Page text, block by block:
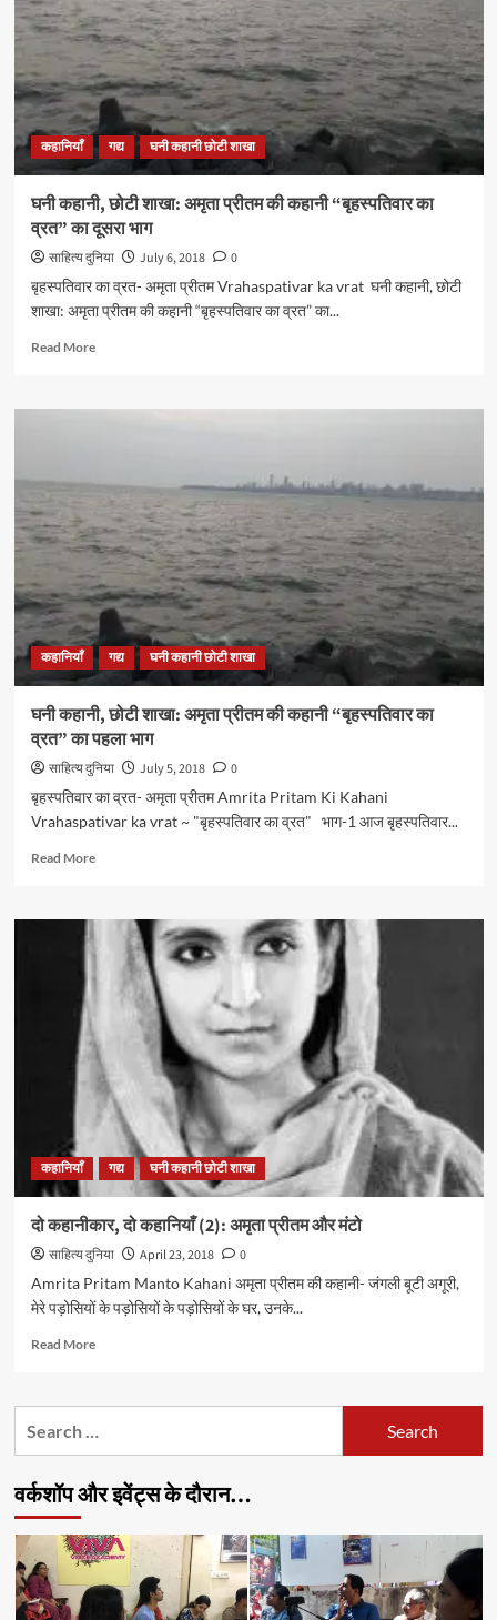
की
कहानी
“बृहस्पतिवार
का
व्रत”
का
अंतिम
भाग
कहानियाँ गद्य घनी कहानी छोटी शाखा
घनी कहानी, छोटी शाखा: अमृता प्रीतम की कहानी “बृहस्पतिवार का
व्रत” का दूसरा भाग
साहित्य दुनिया July 6, 2018
0
बृहस्पतिवार का व्रत- अमृता प्रीतम Vrahaspativar ka vrat घनी कहानी, छोटी
शाखा: अमृता प्रीतम की कहानी “बृहस्पतिवार का व्रत” का...
Read MoreRead
घनी
की
कहानी
“बृहस्पतिवार
का
व्रत”
का
दूसरा
भाग
कहानियाँ गद्य घनी कहानी छोटी शाखा
घनी कहानी, छोटी शाखा: अमृता प्रीतम की कहानी “बृहस्पतिवार का
व्रत” का पहला भाग
साहित्य दुनिया July 5, 2018
0
बृहस्पतिवार का व्रत- अमृता प्रीतम Amrita Pritam Ki Kahani
Vrahaspativar ka vrat ~ "बृहस्पतिवार का व्रत" भाग-1 आज बृहस्पतिवार...
Read MoreRead
घनी
की
कहानी
“बृहस्पतिवार
का
व्रत”
पहला
कहानियाँ गद्य घनी कहानी छोटी शाखा
दो कहानीकार, दो कहानियाँ (2): अमृता प्रीतम और मंटो
साहित्य दुनिया April 23, 2018
0
Amrita Pritam Manto Kahani अमृता प्रीतम की कहानी- जंगली बूटी अगूरी,
मेरे पड़ोसियों के पड़ोसियों के पड़ोसियों के घर, उनके...
Read MoreRead
दो
(2):
अमृता
प्रीतम
और
वर्कशॉप और इवेंट्स के दौरान…